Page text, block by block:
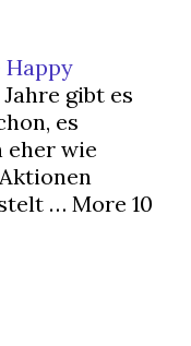
Happy
gibt es
es
wie
… More 10